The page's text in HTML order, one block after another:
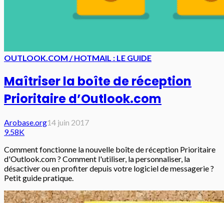
OUTLOOK.COM / HOTMAIL : LE GUIDE
Maîtriser la boîte de réception
Prioritaire d’Outlook.com
Arobase.org14 juin 2017
9.58K
Comment fonctionne la nouvelle boîte de réception Prioritaire
d'Outlook.com ? Comment l'utiliser, la personnaliser, la
désactiver ou en profiter depuis votre logiciel de messagerie ?
Petit guide pratique.